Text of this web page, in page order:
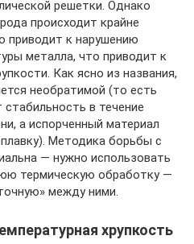
решетки. Однако
происходит крайне
приводит к нарушению
металла, что приводит к
Как ясно из названия,
необратимой (то есть
в течение
а испорченный материал
Методика борьбы с
— нужно использовать
термическую обработку —
между ними.
хрупкость